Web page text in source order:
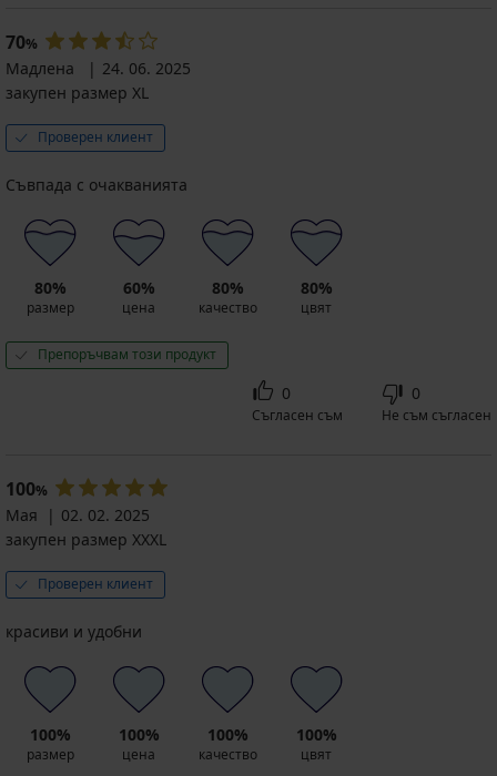
(41,05
лв.)
промоция
3+1
(16,02
лв.)
промоция
БЕЗПЛАТНО
(33,23
лв.)
промоция
3+1
БЕЗПЛАТНО
Намаление
8,39 €
(16,41
лв.)
Първоначална цена
11,99
€
(23,45
70%
Мадлена
24. 06. 2025
закупен размер XL
Проверен клиент
Съвпада с очакванията
80%
размер
60%
цена
80%
качество
80%
цвят
Препоръчвам този продукт
0
Съгласен съм
0
Не съм съгласен
100%
Мая
02. 02. 2025
закупен размер XXXL
Проверен клиент
красиви и удобни
100%
размер
100%
цена
100%
качество
100%
цвят